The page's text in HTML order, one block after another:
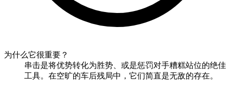
为什么它很重要？
串击是将优势转化为胜势、或是惩罚对手糟糕站位的绝佳
工具。在空旷的车后残局中，它们简直是无敌的存在。